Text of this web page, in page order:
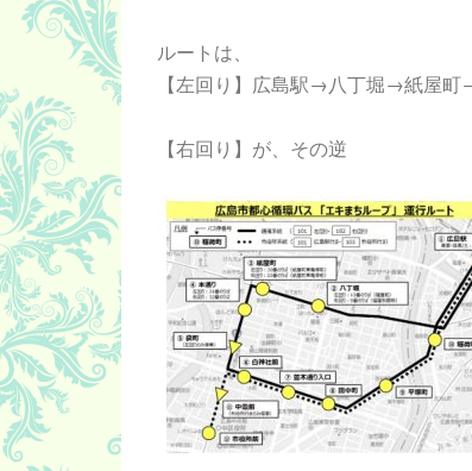
ルートは、
【左回り】広島駅→八丁堀→紙屋
【右回り】が、その逆